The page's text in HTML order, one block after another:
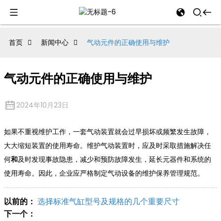
首页 新闻中心 气动元件的正确使用与维护
气动元件的正确使用与维护
2024年10月23日
如果不重视维护工作，一套气动装置就会过早损坏或频繁发生故障，
大大缩短装置的使用寿命。维护气动装置时，应及时采取措施解决任
何和及时发现事故隐患，减少和预防故障发生，延长元器件和系统的
使用寿命。因此，企业应严格制定气动设备的维护保养管理规范。
以前的： 选择标准气缸型号及规格的几个重要尺寸
下一个：